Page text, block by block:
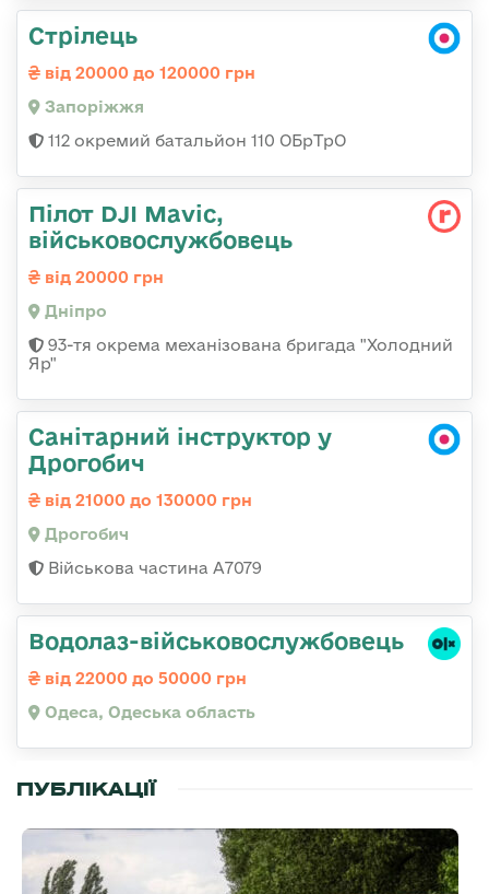
Стрілець
від 20000 до 120000 грн
Запоріжжя
112 окремий батальйон 110 ОБрТрО
Пілот DJI Mavic,
військовослужбовець
від 20000 грн
Дніпро
93-тя окрема механізована бригада "Холодний
Яр"
Санітарний інструктор у
Дрогобич
від 21000 до 130000 грн
Дрогобич
Військова частина А7079
Водолаз-військовослужбовець
від 22000 до 50000 грн
Одеса, Одеська область
ПУБЛІКАЦІЇ